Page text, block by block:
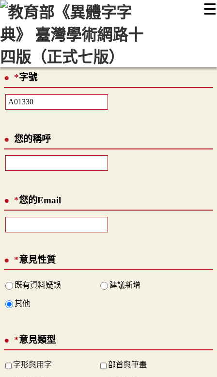
☰
::: 最新消息 常見問題 編輯說明
顯示模式
網站導覽
*字號
您的稱呼
*您的Email
*意見性質
既有資料疑誤 建議新增
其他
*意見類型
字形與用字 部首與筆畫